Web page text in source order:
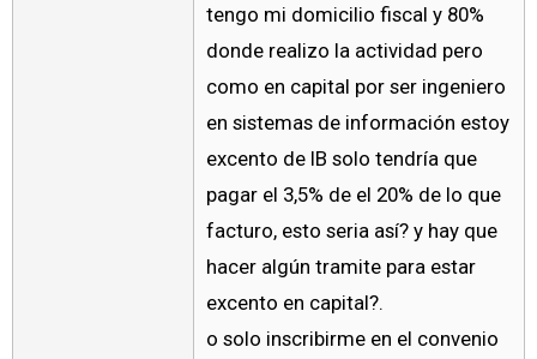
tengo mi domicilio fiscal y 80%
donde realizo la actividad pero
como en capital por ser ingeniero
en sistemas de información estoy
excento de IB solo tendría que
pagar el 3,5% de el 20% de lo que
facturo, esto seria así? y hay que
hacer algún tramite para estar
excento en capital?.
o solo inscribirme en el convenio